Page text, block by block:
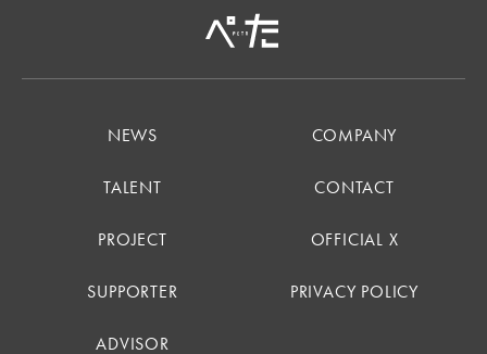
NEWS
TALENT
PROJECT
SUPPORTER
ADVISOR
COMPANY
CONTACT
OFFICIAL X
PRIVACY POLICY